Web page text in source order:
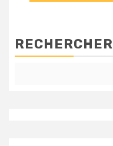
RECHERCHER